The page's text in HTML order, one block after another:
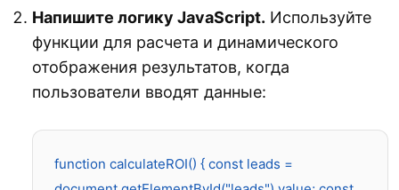
Напишите логику JavaScript. Используйте
функции для расчета и динамического
отображения результатов, когда
пользователи вводят данные:
function calculateROI() { const leads =